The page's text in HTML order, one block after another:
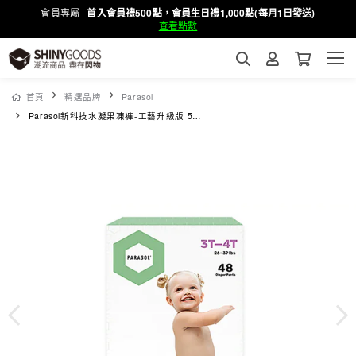
會員專屬 |首入會員禮500點，會員生日禮1,000點(每月1日發送)
查看點數
首頁 精選品牌
Parasol
Parasol新科技水凝果凍褲-工藝升級版 5號/XL 禮盒組 (48片)Clear + Dry™